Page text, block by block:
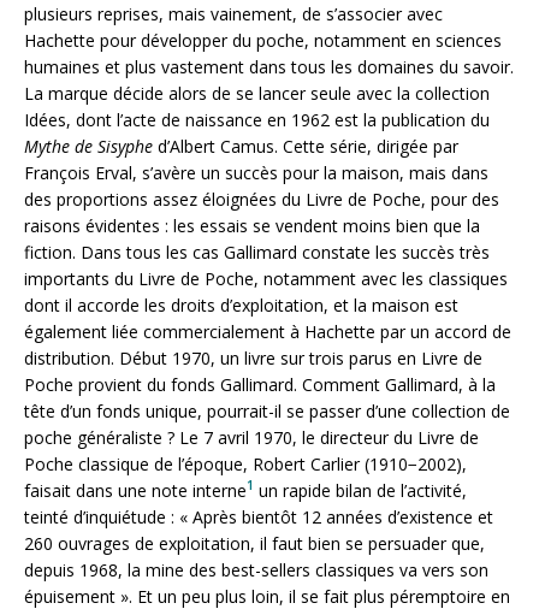
plusieurs reprises, mais vainement, de s’associer avec
Hachette pour développer du poche, notamment en sciences
humaines et plus vastement dans tous les domaines du savoir.
La marque décide alors de se lancer seule avec la collection
Idées, dont l’acte de naissance en 1962 est la publication du
Mythe de Sisyphe d’Albert Camus. Cette série, dirigée par
François Erval, s’avère un succès pour la maison, mais dans
des proportions assez éloignées du Livre de Poche, pour des
raisons évidentes : les essais se vendent moins bien que la
fiction. Dans tous les cas Gallimard constate les succès très
importants du Livre de Poche, notamment avec les classiques
dont il accorde les droits d’exploitation, et la maison est
également liée commercialement à Hachette par un accord de
distribution. Début 1970, un livre sur trois parus en Livre de
Poche provient du fonds Gallimard. Comment Gallimard, à la
tête d’un fonds unique, pourrait-il se passer d’une collection de
poche généraliste ? Le 7 avril 1970, le directeur du Livre de
Poche classique de l’époque, Robert Carlier (1910−2002),
faisait dans une note interne1 un rapide bilan de l’activité,
teinté d’inquiétude : « Après bientôt 12 années d’existence et
260 ouvrages de exploitation, il faut bien se persuader que,
depuis 1968, la mine des best-sellers classiques va vers son
épuisement ». Et un peu plus loin, il se fait plus péremptoire en